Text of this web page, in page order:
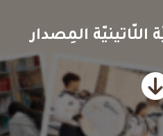
اللّاتينيّة المِصدار